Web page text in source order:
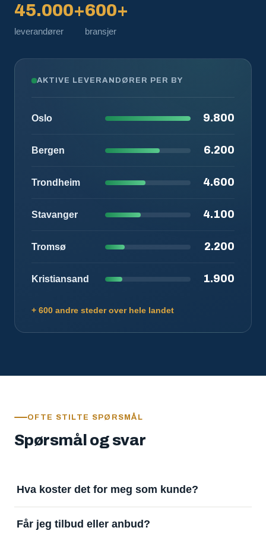
45.000+
leverandører
600+
bransjer
AKTIVE LEVERANDØRER PER BY
Oslo 9.800
Bergen 6.200
Trondheim 4.600
Stavanger 4.100
Tromsø 2.200
Kristiansand 1.900
+ 600 andre steder over hele landet
OFTE STILTE SPØRSMÅL
Spørsmål og svar
Hva koster det for meg som kunde?
å motta svar. Tjenesten finansieres av
Får jeg tilbud eller anbud?